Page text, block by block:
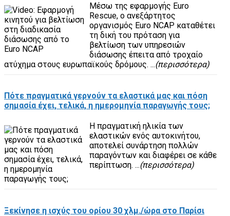
Μέσω της εφαρμογής Euro
Rescue, ο ανεξάρτητος
οργανισμός Euro NCAP καταθέτει
τη δική του πρόταση για
βελτίωση των υπηρεσιών
διάσωσης έπειτα από τροχαίο
ατύχημα στους ευρωπαϊκούς δρόμους. ...(περισσότερα)
Πότε πραγματικά γερνούν τα ελαστικά μας και πόση
σημασία έχει, τελικά, η ημερομηνία παραγωγής τους;
Η πραγματική ηλικία των
ελαστικών ενός αυτοκινήτου,
αποτελεί συνάρτηση πολλών
παραγόντων και διαφέρει σε κάθε
περίπτωση. ...(περισσότερα)
Ξεκίνησε η ισχύς του ορίου 30 χλμ./ώρα στο Παρίσι